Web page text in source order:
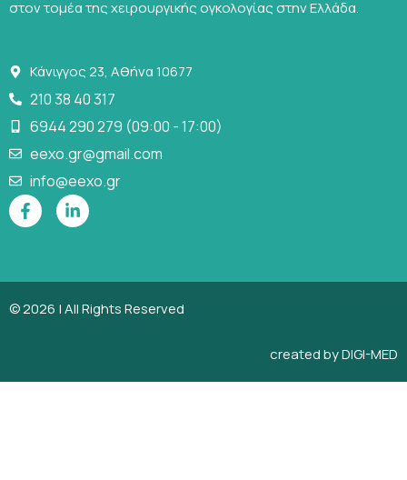
στον τομέα της χειρουργικής ογκολογίας στην Ελλάδα.
Κάνιγγος 23, Αθήνα 10677
210 38 40 317
6944 290 279 (09:00 - 17:00)
eexo.gr@gmail.com
info@eexo.gr
© 2026 | All Rights Reserved
created byDIGI-MED